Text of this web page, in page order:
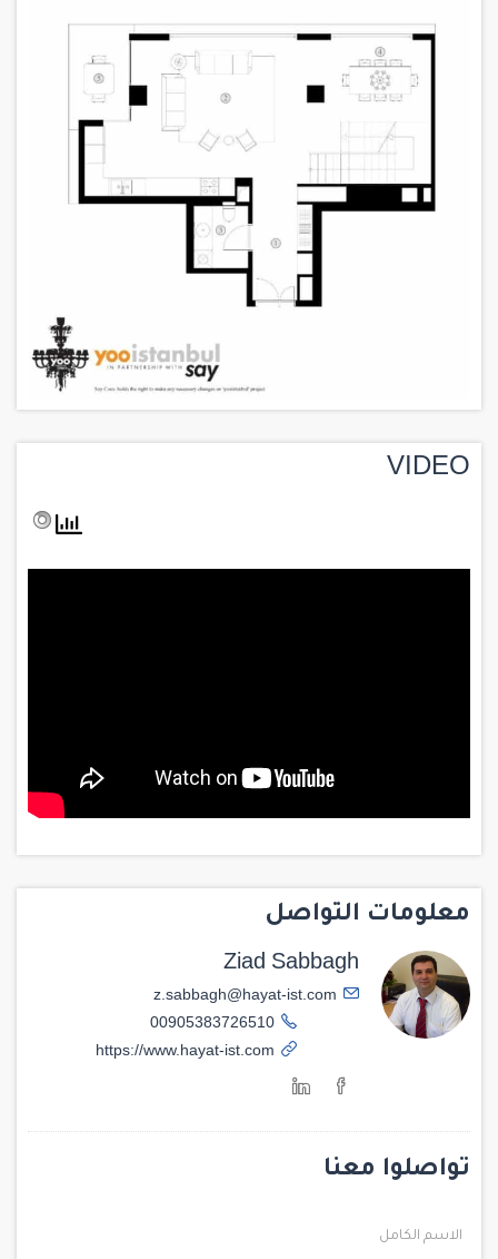
VIDEO
معلومات التواصل
Ziad Sabbagh
z.sabbagh@hayat-ist.com
تواصلوا معنا